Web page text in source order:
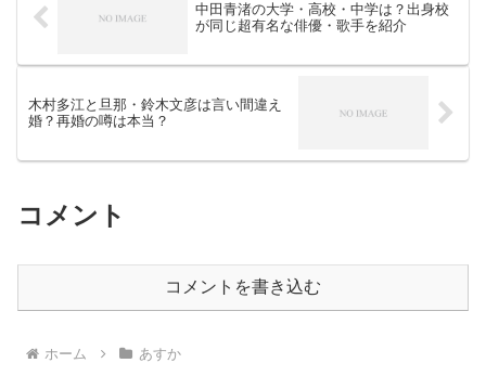
中田青渚の大学・高校・中学は？出身校
が同じ超有名な俳優・歌手を紹介
木村多江と旦那・鈴木文彦は言い間違え
婚？再婚の噂は本当？
コメント
コメントを書き込む
ホーム あすか